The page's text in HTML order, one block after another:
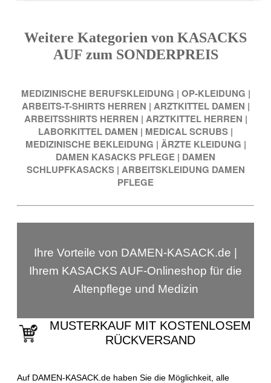
Weitere Kategorien von KASACKS
AUF zum SONDERPREIS
MEDIZINISCHE BERUFSKLEIDUNG | OP-KLEIDUNG |
ARBEITS-T-SHIRTS HERREN | ARZTKITTEL DAMEN |
ARBEITSSHIRTS HERREN | ARZTKITTEL HERREN |
LABORKITTEL DAMEN | MEDICAL SCRUBS |
MEDIZINISCHE BEKLEIDUNG | ÄRZTE KLEIDUNG |
DAMEN KASACKS PFLEGE | DAMEN
SCHLUPFKASACKS | ARBEITSKLEIDUNG DAMEN
PFLEGE
Ihre Vorteile von DAMEN-KASACK.de |
Ihrem KASACKS AUF-Onlineshop für die
Altenpflege und Medizin
MUSTERKAUF MIT KOSTENLOSEM
RÜCKVERSAND
Auf DAMEN-KASACK.de haben Sie die Möglichkeit, alle